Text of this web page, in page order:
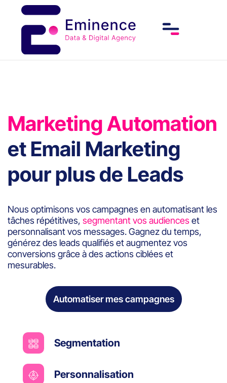
Marketing Automation
et Email Marketing
pour plus de Leads
Nous optimisons vos campagnes en automatisant les
tâches répétitives, segmentant vos audiences et
personnalisant vos messages. Gagnez du temps,
générez des leads qualifiés et augmentez vos
conversions grâce à des actions ciblées et
mesurables.
Automatiser mes campagnes
Segmentation
Personnalisation